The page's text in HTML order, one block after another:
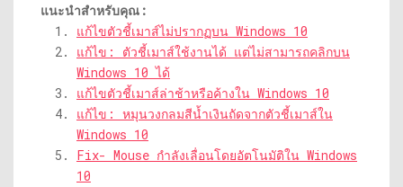
แนะนำสำหรับคุณ:
แก้ไขตัวชี้เมาส์ไม่ปรากฏบน Windows 10
แก้ไข: ตัวชี้เมาส์ใช้งานได้ แต่ไม่สามารถคลิกบน
Windows 10 ได้
แก้ไขตัวชี้เมาส์ล่าช้าหรือค้างใน Windows 10
แก้ไข: หมุนวงกลมสีน้ำเงินถัดจากตัวชี้เมาส์ใน
Windows 10
Fix- Mouse กำลังเลื่อนโดยอัตโนมัติใน Windows
10